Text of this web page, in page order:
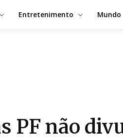
Entretenimento Mundo
PF não